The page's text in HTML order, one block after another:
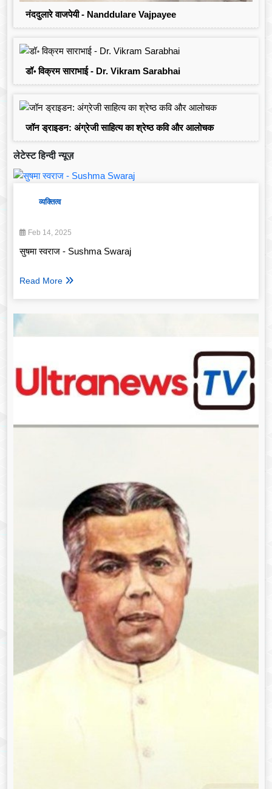
नंददुलारे वाजपेयी - Nanddulare Vajpayee
डॉ॰ विक्रम साराभाई - Dr. Vikram Sarabhai
जॉन ड्राइडन: अंग्रेजी साहित्य का श्रेष्ठ कवि और आलोचक
लेटेस्ट हिन्दी न्यूज़
व्यक्तित्व
Feb 14, 2025
सुषमा स्वराज - Sushma Swaraj
Read More